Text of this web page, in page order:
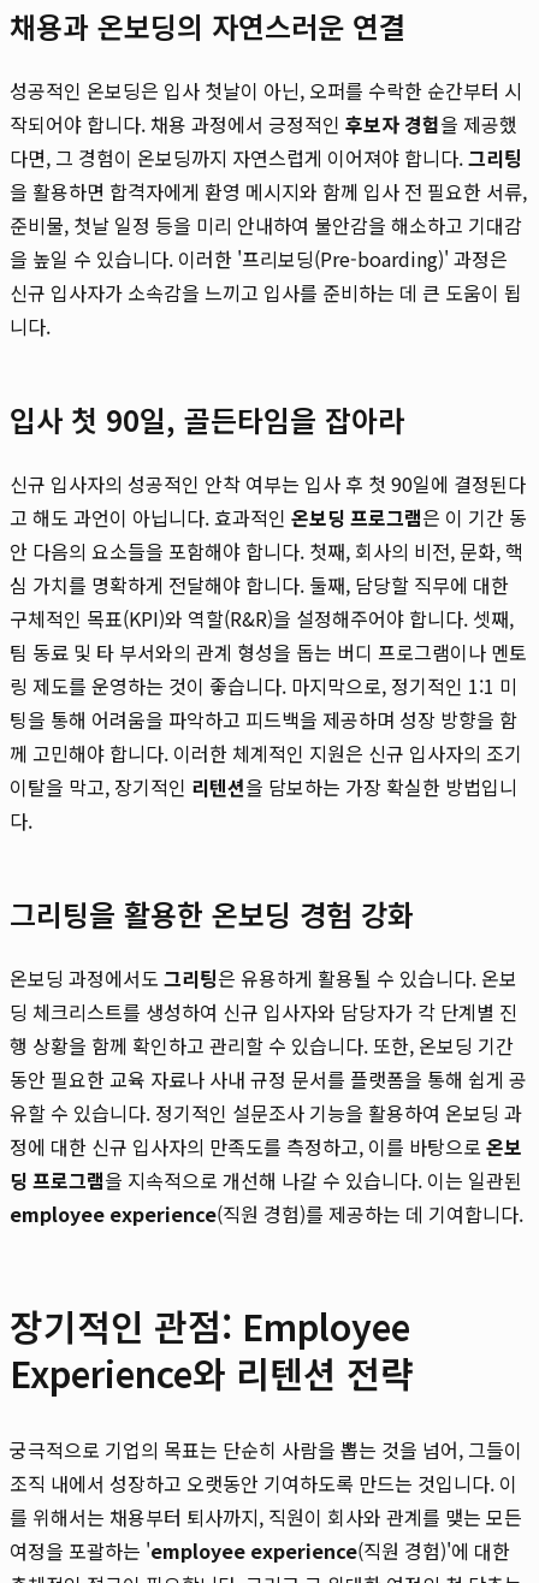
채용과 온보딩의 자연스러운 연결
성공적인 온보딩은 입사 첫날이 아닌, 오퍼를 수락한 순간부터 시
작되어야 합니다. 채용 과정에서 긍정적인 후보자 경험을 제공했
다면, 그 경험이 온보딩까지 자연스럽게 이어져야 합니다.그리팅
을 활용하면 합격자에게 환영 메시지와 함께 입사 전 필요한 서류,
준비물, 첫날 일정 등을 미리 안내하여 불안감을 해소하고 기대감
을 높일 수 있습니다. 이러한 '프리보딩(Pre-boarding)' 과정은
신규 입사자가 소속감을 느끼고 입사를 준비하는 데 큰 도움이 됩
니다.
입사 첫 90일, 골든타임을 잡아라
신규 입사자의 성공적인 안착 여부는 입사 후 첫 90일에 결정된다
고 해도 과언이 아닙니다. 효과적인 온보딩 프로그램은 이 기간 동
안 다음의 요소들을 포함해야 합니다. 첫째, 회사의 비전, 문화, 핵
심 가치를 명확하게 전달해야 합니다. 둘째, 담당할 직무에 대한
구체적인 목표(KPI)와 역할(R&R)을 설정해주어야 합니다. 셋째,
팀 동료 및 타 부서와의 관계 형성을 돕는 버디 프로그램이나 멘토
링 제도를 운영하는 것이 좋습니다. 마지막으로, 정기적인 1:1 미
팅을 통해 어려움을 파악하고 피드백을 제공하며 성장 방향을 함
께 고민해야 합니다. 이러한 체계적인 지원은 신규 입사자의 조기
이탈을 막고, 장기적인 리텐션을 담보하는 가장 확실한 방법입니
다.
그리팅을 활용한 온보딩 경험 강화
온보딩 과정에서도 그리팅은 유용하게 활용될 수 있습니다. 온보
딩 체크리스트를 생성하여 신규 입사자와 담당자가 각 단계별 진
행 상황을 함께 확인하고 관리할 수 있습니다. 또한, 온보딩 기간
동안 필요한 교육 자료나 사내 규정 문서를 플랫폼을 통해 쉽게 공
유할 수 있습니다. 정기적인 설문조사 기능을 활용하여 온보딩 과
정에 대한 신규 입사자의 만족도를 측정하고, 이를 바탕으로 온보
딩 프로그램을 지속적으로 개선해 나갈 수 있습니다. 이는 일관된
employee experience(직원 경험)를 제공하는 데 기여합니다.
장기적인 관점: Employee
Experience와 리텐션 전략
궁극적으로 기업의 목표는 단순히 사람을 뽑는 것을 넘어, 그들이
조직 내에서 성장하고 오랫동안 기여하도록 만드는 것입니다. 이
를 위해서는 채용부터 퇴사까지, 직원이 회사와 관계를 맺는 모든
여정을 포괄하는 'employee experience(직원 경험)'에 대한